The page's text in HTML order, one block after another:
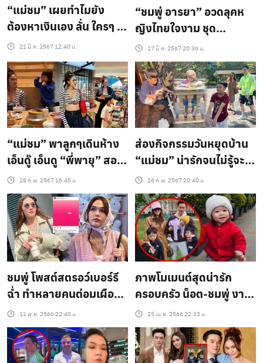
“แม่ชม” เผยทำไมยัง
ต้องหาเงินเอง ลั่น ใครๆ ก็
อยากสบาย ถูกป่ะ แต่…
21 มี.ค. 2567 12:40 น.
“ชมพู่ อารยา” อวดลุคห
ญิงไทยใจงาม ชุด
เรียบร้อยเข้าวัดทำบุญ
แถมแซวตัวเอง ”อย่างกับ
ผ้าพับไว้“
17 มี.ค. 2567 20:36 น.
“แม่ชม” พาลูกๆเดินห้าง
เอ็นดู๊ เอ็นดู “พี่พายุ” สอน
ท่าให้ “น้องเกล” เต้น
28 ก.พ. 2567 16:45 น.
ส่องกิจกรรมวันหยุดบ้าน
“แม่ชม” น่ารักจนไม่รู้จะ
โฟกัสใครก่อนเลยจ้า
26 ก.พ. 2567 20:40 น.
ชมพู่ โพสต์สตรอว์เบอร์รี
ฉ่ำ ทำหลายคนต่อมเผือก
กระตุก!
11 พ.ย. 2566 22:40 น.
ภาพโมเมนต์สุดน่ารัก
ครอบครัว น็อต-ชมพู่ งาน
นี้แอบิเกลจอยสุด!
25 เม.ย. 2566 22:33 น.